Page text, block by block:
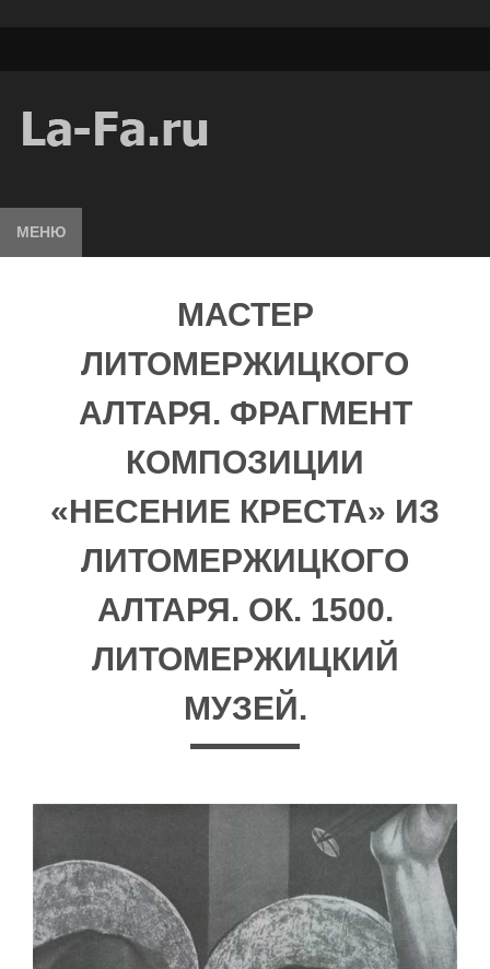
МЕНЮ
МАСТЕР
ЛИТОМЕРЖИЦКОГО
АЛТАРЯ. ФРАГМЕНТ
КОМПОЗИЦИИ
«НЕСЕНИЕ КРЕСТА» ИЗ
ЛИТОМЕРЖИЦКОГО
АЛТАРЯ. ОК. 1500.
ЛИТОМЕРЖИЦКИЙ
МУЗЕЙ.